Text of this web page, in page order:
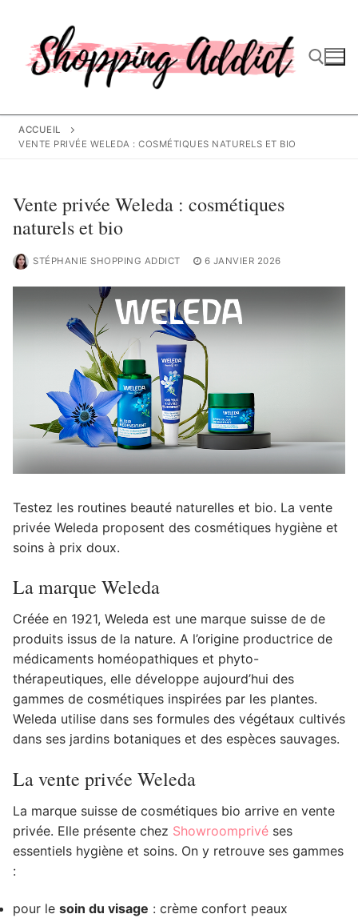
contenu
ACCUEIL
VENTE PRIVÉE WELEDA : COSMÉTIQUES NATURELS ET BIO
Vente privée Weleda : cosmétiques
naturels et bio
STÉPHANIE SHOPPING ADDICT 6 JANVIER 2026
Testez les routines beauté naturelles et bio. La vente
privée Weleda proposent des cosmétiques hygiène et
soins à prix doux.
La marque Weleda
Créée en 1921, Weleda est une marque suisse de de
produits issus de la nature. A l’origine productrice de
médicaments homéopathiques et phyto-
thérapeutiques, elle développe aujourd’hui des
gammes de cosmétiques inspirées par les plantes.
Weleda utilise dans ses formules des végétaux cultivés
dans ses jardins botaniques et des espèces sauvages.
La vente privée Weleda
La marque suisse de cosmétiques bio arrive en vente
privée. Elle présente chez Showroomprivé ses
essentiels hygiène et soins. On y retrouve ses gammes
:
pour le soin du visage : crème confort peaux